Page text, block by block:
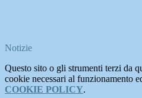
Notizie
Questo sito o gli strumenti terzi da
cookie necessari al funzionamento
COOKIE POLICY.